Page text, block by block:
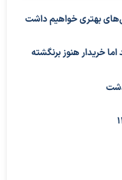
بهتری خواهیم داشت
خریدار هنوز برنگشته